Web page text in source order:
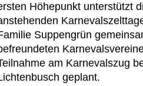
Höhepunkt unterstützt
Suppengrün
am Karnevalszug
geplant.